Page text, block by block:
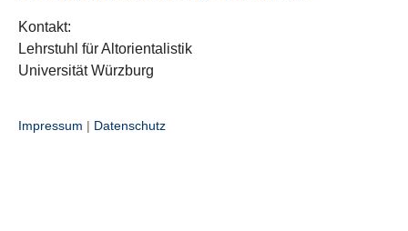
Kontakt:
Lehrstuhl für Altorientalistik
Universität Würzburg
Impressum | Datenschutz